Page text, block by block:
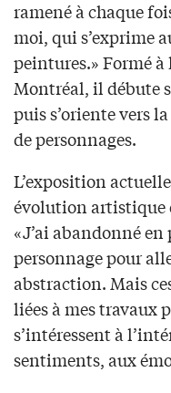
ramené à chaque
moi, qui s’exprime
peintures.» Formé à
Montréal, il débute
puis s’oriente vers
de personnages.
L’exposition
évolution artistique
«J’ai abandonné
personnage pour
abstraction. Mais
liées à mes travaux
s’intéressent à
sentiments, aux